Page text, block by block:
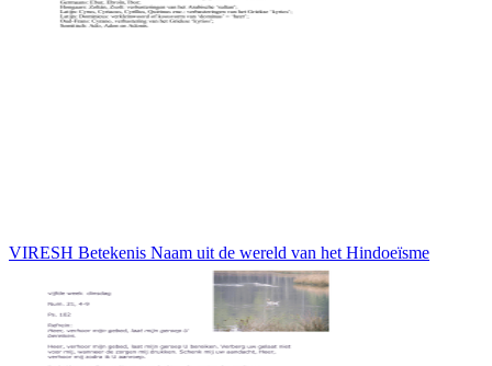
VIRESH Betekenis Naam uit de wereld van het Hindoeïsme